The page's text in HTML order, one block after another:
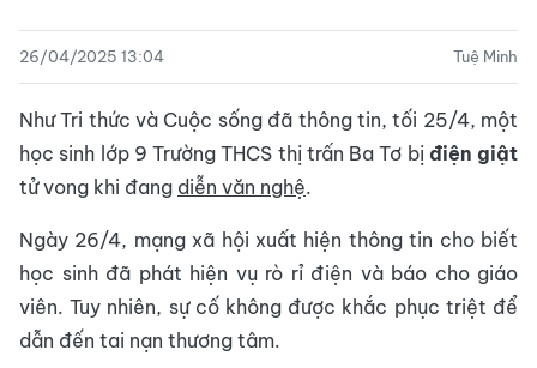
26/04/2025 13:04 Tuệ Minh
Như Tri thức và Cuộc sống đã thông tin, tối 25/4, một
học sinh lớp 9 Trường THCS thị trấn Ba Tơ bị điện giật
tử vong khi đang diễn văn nghệ.
Ngày 26/4, mạng xã hội xuất hiện thông tin cho biết
học sinh đã phát hiện vụ rò rỉ điện và báo cho giáo
viên. Tuy nhiên, sự cố không được khắc phục triệt để
dẫn đến tai nạn thương tâm.